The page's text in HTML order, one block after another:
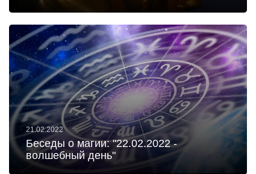
21.02.2022
Беседы о магии: "22.02.2022 -
волшебный день"